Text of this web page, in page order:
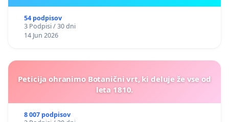
54 podpisov
3 Podpisi / 30 dni
14 Jun 2026
Peticija ohranimo Botanični vrt, ki deluje že vse od
leta 1810.
8 007 podpisov